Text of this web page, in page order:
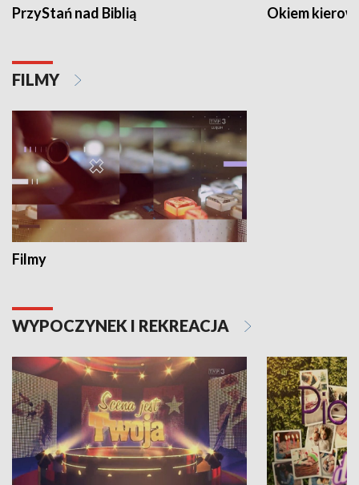
PrzyStań nad Biblią Okiem
FILMY
Filmy
WYPOCZYNEK I REKREACJA